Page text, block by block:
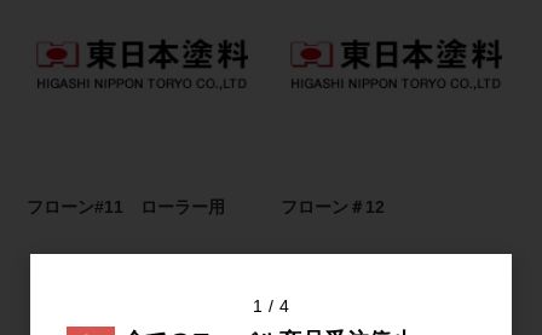
フローン#11 ローラー用 フローン＃12
1
4